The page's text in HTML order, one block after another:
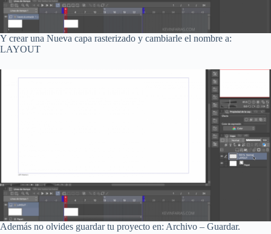
Y crear una Nueva capa rasterizado y cambiarle el nombre a:
LAYOUT
Además no olvides guardar tu proyecto en: Archivo – Guardar.